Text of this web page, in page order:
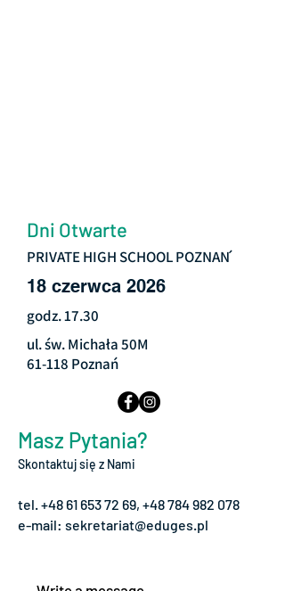
Dni Otwarte
PRIVATE HIGH SCHOOL POZNAŃ
18 czerwca 2026
godz. 17.30
ul. św. Michała 50M
61-118 Poznań
Masz Pytania?
Skontaktuj się z Nami
tel.+48 61 653 72 69, +48 784 982 078
e-mail: sekretariat@eduges.pl